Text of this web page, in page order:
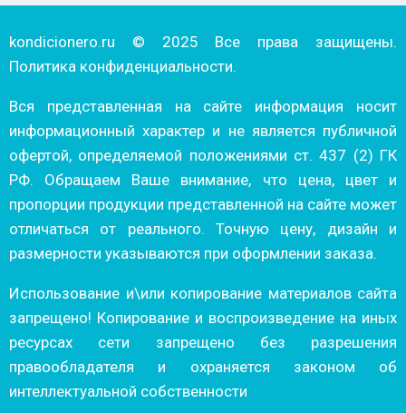
kondicionero.ru © 2025 Все права защищены.
Политика конфиденциальности.
Вся представленная на сайте информация носит
информационный характер и не является публичной
офертой, определяемой положениями ст. 437 (2) ГК
РФ. Обращаем Ваше внимание, что цена, цвет и
пропорции продукции представленной на сайте может
отличаться от реального. Точную цену, дизайн и
размерности указываются при оформлении заказа.
Использование и\или копирование материалов сайта
запрещено! Копирование и воспроизведение на иных
ресурсах сети запрещено без разрешения
правообладателя и охраняется законом об
интеллектуальной собственности